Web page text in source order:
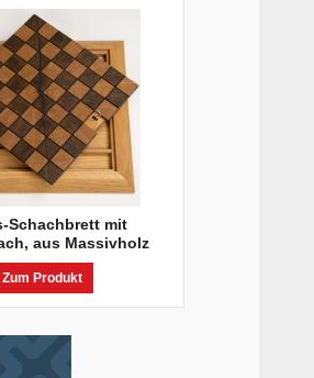
Schachbrett mit
aus Massivholz
Zum Produkt